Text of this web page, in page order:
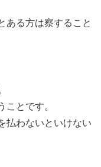
ある方は察すること
ことです。
払わないといけない